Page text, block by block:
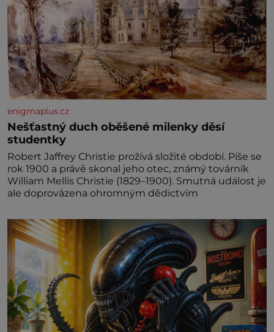
enigmaplus.cz
Nešťastný duch oběšené milenky děsí
studentky
Robert Jaffrey Christie prožívá složité období. Píše se
rok 1900 a právě skonal jeho otec, známý továrník
William Mellis Christie (1829–1900). Smutná událost je
ale doprovázena ohromným dědictvím